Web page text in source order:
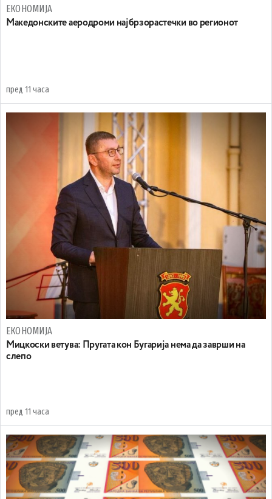
ЕКОНОМИЈА
Maкедонските аеродроми најбрзорастечки во регионот
пред 11 часа
ЕКОНОМИЈА
Mицкоски ветува: Пругата кон Бугарија нема да заврши на
слепо
пред 11 часа